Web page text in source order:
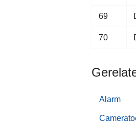
69
70
Alarm